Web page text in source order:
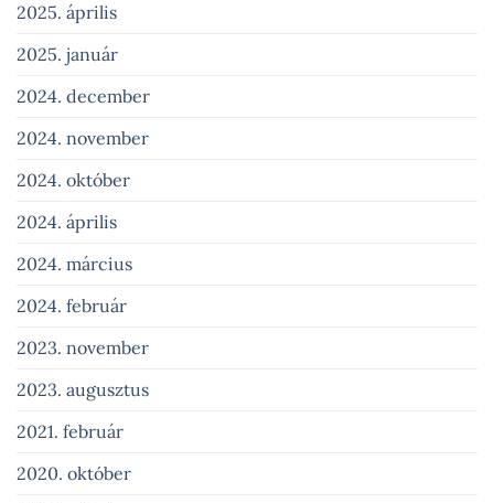
2025. április
2025. január
2024. december
2024. november
2024. október
2024. április
2024. március
2024. február
2023. november
2023. augusztus
2021. február
2020. október